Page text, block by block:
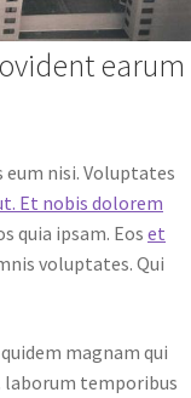
earum
nisi. Voluptates
Et nobis dolorem
quia ipsam. Eoset
voluptates. Qui
magnam qui
laborum temporibus